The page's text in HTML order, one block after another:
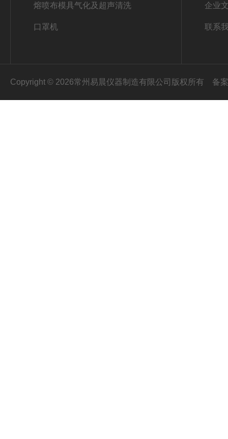
熔喷布模具气化及超声清洗
口罩机
企业
联系
Copyright © 2026常州易晨仪器制造有限公司版权所有 备